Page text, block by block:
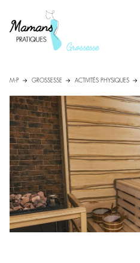
M-P GROSSESSE ACTIVITÉS PHYSIQUES